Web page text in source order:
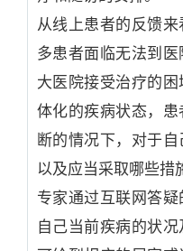
从线上患者的反馈
多患者面临无法到
大医院接受治疗的
体化的疾病状态，
断的情况下，对于自
以及应当采取哪些措
专家通过互联网答
自己当前疾病的状